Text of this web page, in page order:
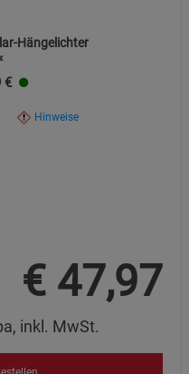
Hängelichter
€
Hinweise
€ 47,97
inkl. MwSt.